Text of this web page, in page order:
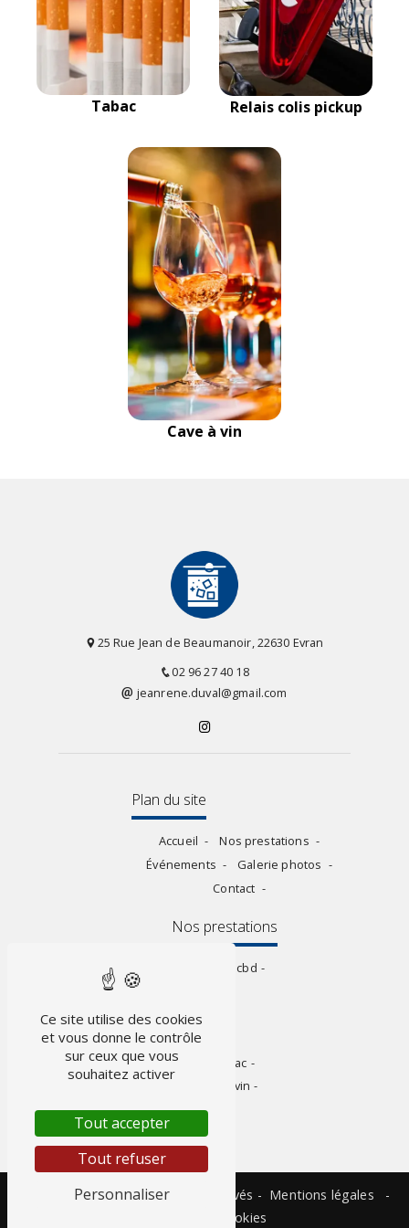
Tabac Relais colis pickup
Cave à vin
25 Rue Jean de Beaumanoir, 22630 Evran
02 96 27 40 18
jeanrene.duval@gmail.com
Plan du site
Accueil
Nos prestations
Événements
Galerie photos
Contact
Nos prestations
Vap électronique
Vente de cbd
Vente de liquide cigarette
électronique
PMU
Concert
Tabac
Cave à vin
- 2026 - Tous droits réservés - Mentions légales
-
Gestion des cookies
Ce site utilise des cookies
et vous donne le contrôle
sur ceux que vous
souhaitez activer
Tout accepter
Tout refuser
Personnaliser